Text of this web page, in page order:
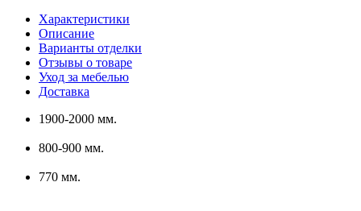
Характеристики
Описание
Варианты отделки
Отзывы о товаре
Уход за мебелью
Доставка
1900-2000 мм.
800-900 мм.
770 мм.